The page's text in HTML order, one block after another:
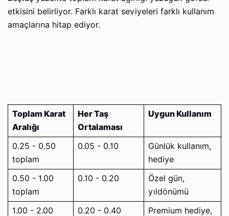
etkisini belirliyor. Farklı karat seviyeleri farklı kullanım
amaçlarına hitap ediyor.
Toplam Karat
Aralığı
Her Taş
Ortalaması
Uygun Kullanım
0.25 - 0.50
toplam
0.05 - 0.10
Günlük kullanım,
hediye
0.50 - 1.00
toplam
0.10 - 0.20
Özel gün,
yıldönümü
1.00 - 2.00
0.20 - 0.40
Premium hediye,